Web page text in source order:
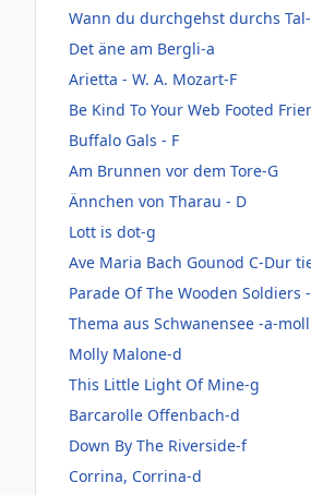
Wann du durchgehst durchs
Det äne am Bergli-a
Arietta - W. A. Mozart-F
Be Kind To Your Web Footed
Buffalo Gals - F
Am Brunnen vor dem Tore-G
Ännchen von Tharau - D
Lott is dot-g
Ave Maria Bach Gounod C-Dur
Parade Of The Wooden Soldiers
Thema aus Schwanensee -a-moll
Molly Malone-d
This Little Light Of Mine-g
Barcarolle Offenbach-d
Down By The Riverside-f
Corrina, Corrina-d